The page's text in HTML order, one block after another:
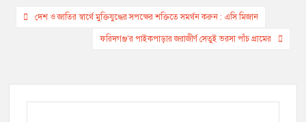
Post
navigation
দেশ ও জাতির স্বার্থে মুক্তিযুদ্ধের সপক্ষের শক্তিতে সমর্থন করুন : এসি মিজান
ফরিদগঞ্জ’র পাইকপাড়ার জরাজীর্ণ সেতুই ভরসা পাঁচ গ্রামের